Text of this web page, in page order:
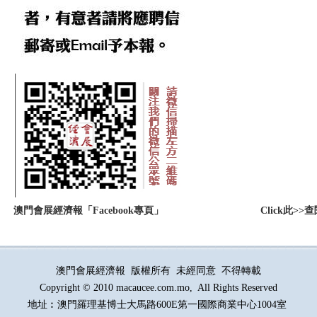
澳門會展經濟報「Facebook專頁」 Click此>>查
澳門會展經濟報 版權所有 未經同意 不得轉載
Copyright © 2010 macaucee.com.mo, All Rights Reserved
地址︰澳門羅理基博士大馬路600E第一國際商業中心1004室